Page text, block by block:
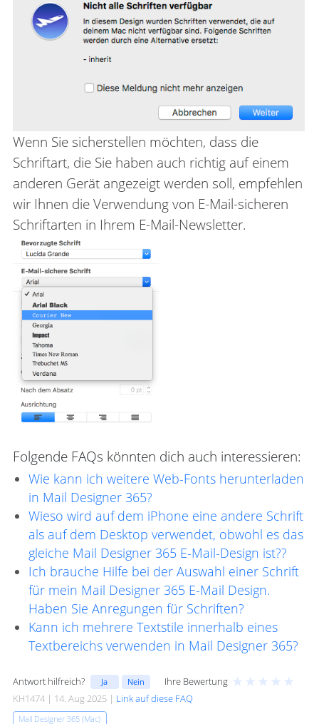
Wenn Sie sicherstellen möchten, dass die
Schriftart, die Sie haben auch richtig auf einem
anderen Gerät angezeigt werden soll, empfehlen
wir Ihnen die Verwendung von E-Mail-sicheren
Schriftarten in Ihrem E-Mail-Newsletter.
Folgende FAQs könnten dich auch interessieren:
Wie kann ich weitere Web-Fonts herunterladen
in Mail Designer 365?
Wieso wird auf dem iPhone eine andere Schrift
als auf dem Desktop verwendet, obwohl es das
gleiche Mail Designer 365 E-Mail-Design ist??
Ich brauche Hilfe bei der Auswahl einer Schrift
für mein Mail Designer 365 E-Mail Design.
Haben Sie Anregungen für Schriften?
Kann ich mehrere Textstile innerhalb eines
Textbereichs verwenden in Mail Designer 365?
Antwort hilfreich? Ja Nein Ihre Bewertung ★ ★ ★ ★ ★
KH1474 | 14. Aug 2025 | Link auf diese FAQ
Mail Designer 365 (Mac)